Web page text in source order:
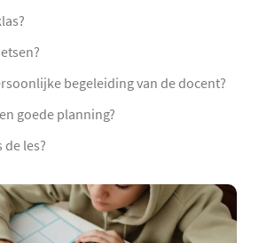
begeleiding van de docent?
goede planning?
les?